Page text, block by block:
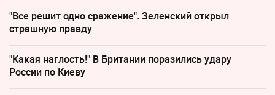
"Все решит одно сражение". Зеленский открыл
страшную правду
"Какая наглость!" В Британии поразились удару
России по Киеву